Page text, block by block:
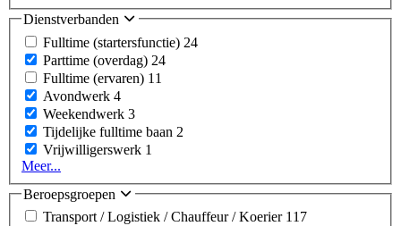
Dienstverbanden
Fulltime (startersfunctie) 24
Parttime (overdag) 24
Fulltime (ervaren) 11
Avondwerk 4
Weekendwerk 3
Tijdelijke fulltime baan 2
Vrijwilligerswerk 1
Meer...
Beroepsgroepen
Transport / Logistiek / Chauffeur / Koerier 117